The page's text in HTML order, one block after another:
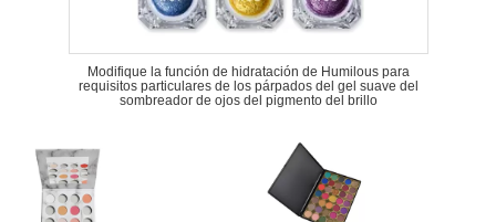
Modifique la función de hidratación de Humilous para
requisitos particulares de los párpados del gel suave del
sombreador de ojos del pigmento del brillo